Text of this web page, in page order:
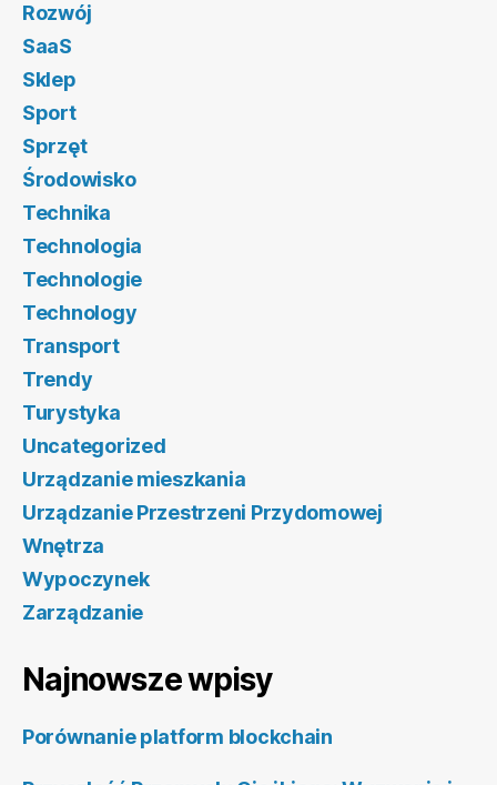
Rozwój
SaaS
Sklep
Sport
Sprzęt
Środowisko
Technika
Technologia
Technologie
Technology
Transport
Trendy
Turystyka
Uncategorized
Urządzanie mieszkania
Urządzanie Przestrzeni Przydomowej
Wnętrza
Wypoczynek
Zarządzanie
Najnowsze wpisy
Porównanie platform blockchain